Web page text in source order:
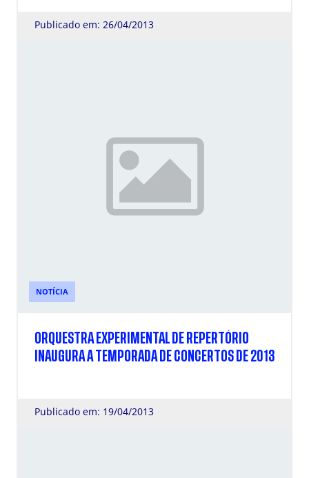
Publicado em: 26/04/2013
NOTÍCIA
ORQUESTRA EXPERIMENTAL DE REPERTÓRIO
INAUGURA A TEMPORADA DE CONCERTOS DE 2013
Publicado em: 19/04/2013